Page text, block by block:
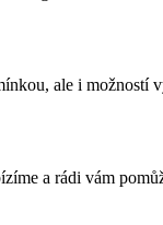
ale i možností
a rádi vám